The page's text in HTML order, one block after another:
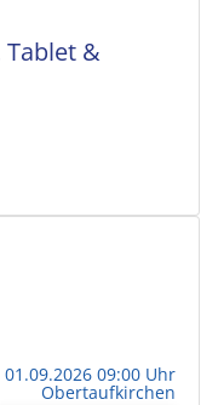
&
01.09.2026 09:00 Uhr
Obertaufkirchen